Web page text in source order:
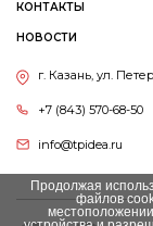
КОНТАКТЫ
НОВОСТИ
г. Казань, ул.
+7 (843) 570-68-50
info@tpidea.ru
Продолжая
файлов